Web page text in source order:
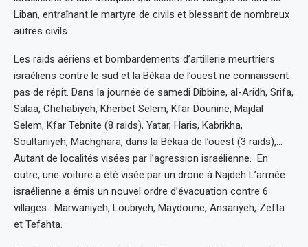
Liban, entraînant le martyre de civils et blessant de nombreux
autres civils.
Les raids aériens et bombardements d’artillerie meurtriers
israéliens contre le sud et la Békaa de l’ouest ne connaissent
pas de répit. Dans la journée de samedi Dibbine, al-Aridh, Srifa,
Salaa, Chehabiyeh, Kherbet Selem, Kfar Dounine, Majdal
Selem, Kfar Tebnite (8 raids), Yatar, Haris, Kabrikha,
Soultaniyeh, Machghara, dans la Békaa de l’ouest (3 raids),…
Autant de localités visées par l’agression israélienne. En
outre, une voiture a été visée par un drone à Najdeh L’armée
israélienne a émis un nouvel ordre d’évacuation contre 6
villages : Marwaniyeh, Loubiyeh, Maydoune, Ansariyeh, Zefta
et Tefahta.